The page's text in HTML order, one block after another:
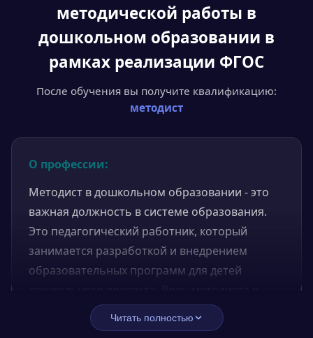
методической работы в
дошкольном образовании в
рамках реализации ФГОС
После обучения вы получите квалификацию:
методист
О профессии:
Методист в дошкольном образовании - это
важная должность в системе образования.
Это педагогический работник, который
занимается разработкой и внедрением
образовательных программ для детей
дошкольном образовании не может быть
недооценена, поскольку они играют
Читать полностью